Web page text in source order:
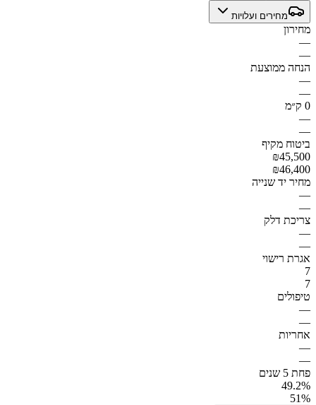
מחירים ועלויות
מחירון
—
—
הנחה ממוצעת
—
—
0 ק״מ
—
—
ביטוח מקיף
₪45,500
₪46,400
מחיר יד שנייה
—
—
צריכת דלק
—
—
אגרת רישוי
7
7
טיפולים
—
—
אחריות
—
—
פחת 5 שנים
49.2%
51%